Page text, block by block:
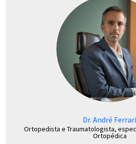
Dr. André Ferrari
Ortopedista e Traumatologista,
Ortopédica